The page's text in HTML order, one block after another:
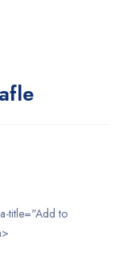
title="Add to